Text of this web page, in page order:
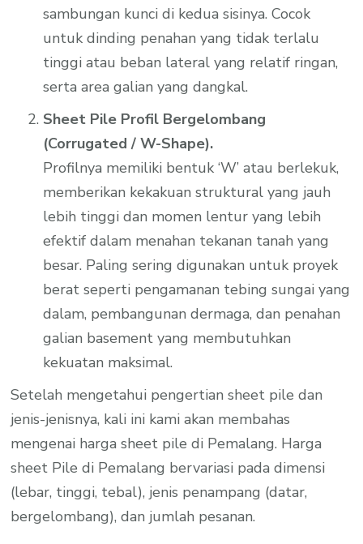
sambungan kunci di kedua sisinya. Cocok
untuk dinding penahan yang tidak terlalu
tinggi atau beban lateral yang relatif ringan,
serta area galian yang dangkal.
Sheet Pile Profil Bergelombang
(Corrugated / W-Shape).
Profilnya memiliki bentuk ‘W’ atau berlekuk,
memberikan kekakuan struktural yang jauh
lebih tinggi dan momen lentur yang lebih
efektif dalam menahan tekanan tanah yang
besar. Paling sering digunakan untuk proyek
berat seperti pengamanan tebing sungai yang
dalam, pembangunan dermaga, dan penahan
galian basement yang membutuhkan
kekuatan maksimal.
Setelah mengetahui pengertian sheet pile dan
jenis-jenisnya, kali ini kami akan membahas
mengenai harga sheet pile di Pemalang. Harga
sheet Pile di Pemalang bervariasi pada dimensi
(lebar, tinggi, tebal), jenis penampang (datar,
bergelombang), dan jumlah pesanan.